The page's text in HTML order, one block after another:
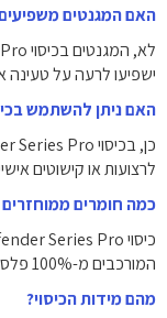
האם המגנטים
ישפיעו לרעה על טעינה
האם ניתן להשתמש
לרצועות או קישוטים
כמה חומרים ממוחזרים
המורכבים מ-100% פלסטיק ממוחזר.
מהם מידות הכיסוי?